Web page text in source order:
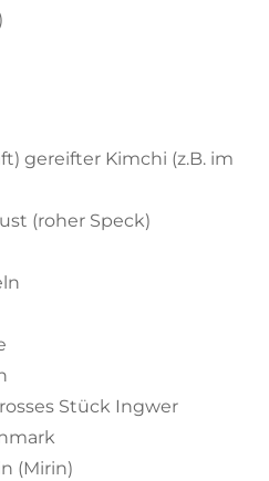
gereifter Kimchi (z.B. im
(roher Speck)
Stück Ingwer
(Mirin)